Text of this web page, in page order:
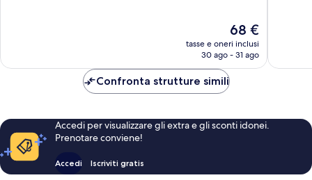
Il
prezzo
attuale
68 €
68 €
tasse e oneri inclusi
30 ago - 31 ago
Confronta strutture simili
Accedi per visualizzare gli extra e gli sconti idonei.
Prenotare conviene!
Accedi Iscriviti gratis